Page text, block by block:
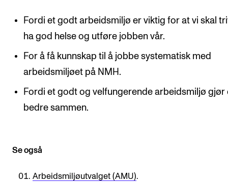
Fordi et godt arbeidsmiljø er viktig for at vi skal
ha god helse og utføre jobben vår.
For å få kunnskap til å jobbe systematisk med
arbeidsmiljøet på NMH.
Fordi et godt og velfungerende arbeidsmiljø gjør
bedre sammen.
Se også
Arbeidsmiljøutvalget (AMU).